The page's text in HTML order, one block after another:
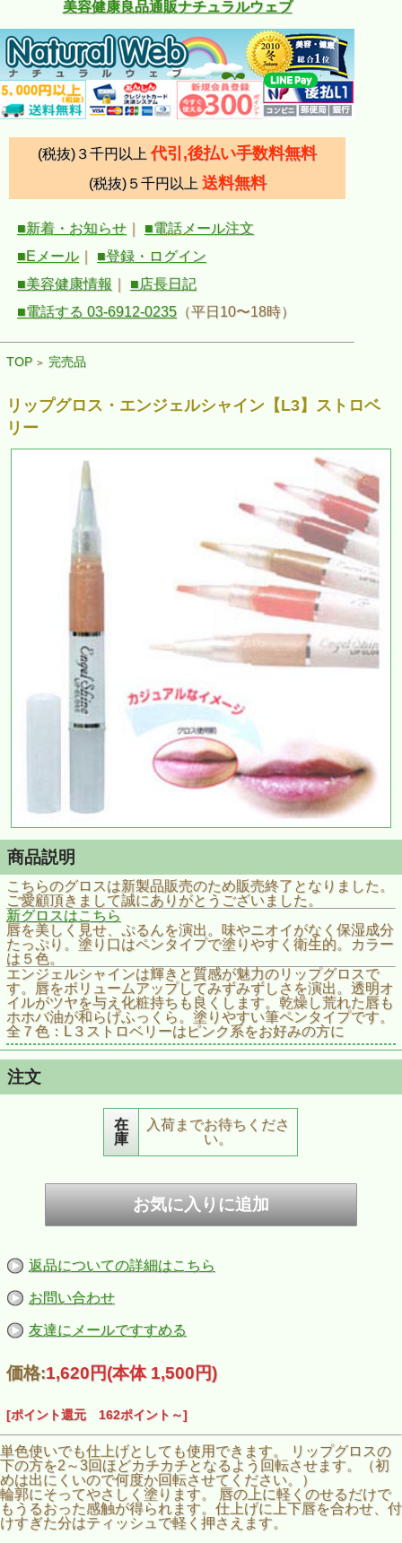
美容健康良品通販ナチュラルウェブ
(税抜)３千円以上 代引,後払い手数料無料
(税抜)５千円以上 送料無料
■新着・お知らせ
■電話メール注文
■Eメール
■登録・ログイン
■美容健康情報
■店長日記
■電話する 03-6912-0235 （平日10〜18時）
TOP > 完売品
リップグロス・エンジェルシャイン【L3】ストロベ
リー
商品説明
こちらのグロスは新製品販売のため販売終了となりました。
ご愛顧頂きまして誠にありがとうございました。
新グロスはこちら
唇を美しく見せ、ぷるんを演出。味やニオイがなく保湿成分
たっぷり。塗り口はペンタイプで塗りやすく衛生的。カラー
は５色。
エンジェルシャインは輝きと質感が魅力のリップグロスで
す。唇をボリュームアップしてみずみずしさを演出。透明オ
イルがツヤを与え化粧持ちも良くします。乾燥し荒れた唇も
ホホバ油が和らげふっくら。塗りやすい筆ペンタイプです。
全７色：L３ストロベリーはピンク系をお好みの方に
注文
在
庫
入荷までお待ちくださ
い。
返品についての詳細はこちら
お問い合わせ
友達にメールですすめる
価格:1,620円(本体 1,500円)
[ポイント還元 162ポイント～]
単色使いでも仕上げとしても使用できます。 リップグロスの
下の方を2～3回ほどカチカチとなるよう回転させます。（初
めは出にくいので何度か回転させてください。）
輪郭にそってやさしく塗ります。 唇の上に軽くのせるだけで
もうるおった感触が得られます。仕上げに上下唇を合わせ、付
けすぎた分はティッシュで軽く押さえます。